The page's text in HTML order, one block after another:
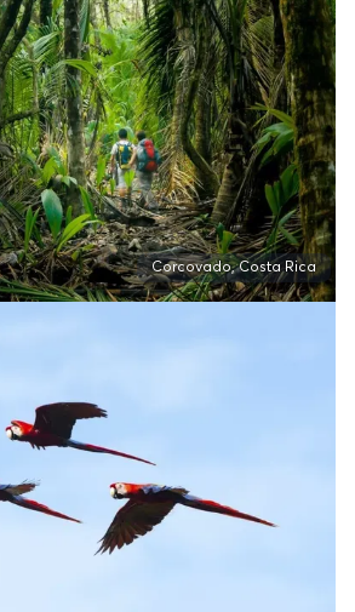
Corcovado, Costa Rica